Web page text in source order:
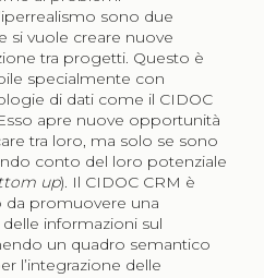
sono due
si vuole creare nuove
tra progetti. Questo è
specialmente con
di dati come il CIDOC
apre nuove opportunità
tra loro, ma solo se sono
conto del loro potenziale
up). Il CIDOC CRM è
promuovere una
informazioni sul
un quadro semantico
l’integrazione delle